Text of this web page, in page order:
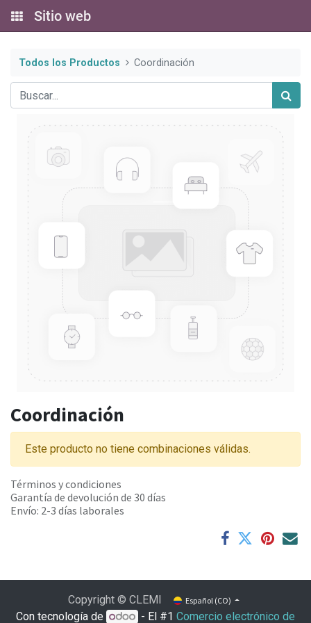
Sitio web
Todos los Productos Coordinación
Coordinación
Este producto no tiene combinaciones válidas.
Términos y condiciones
Garantía de devolución de 30 días
Envío: 2-3 días laborales
Copyright © CLEMI Español (CO)
Con tecnología de - El #1Comercio electrónico de